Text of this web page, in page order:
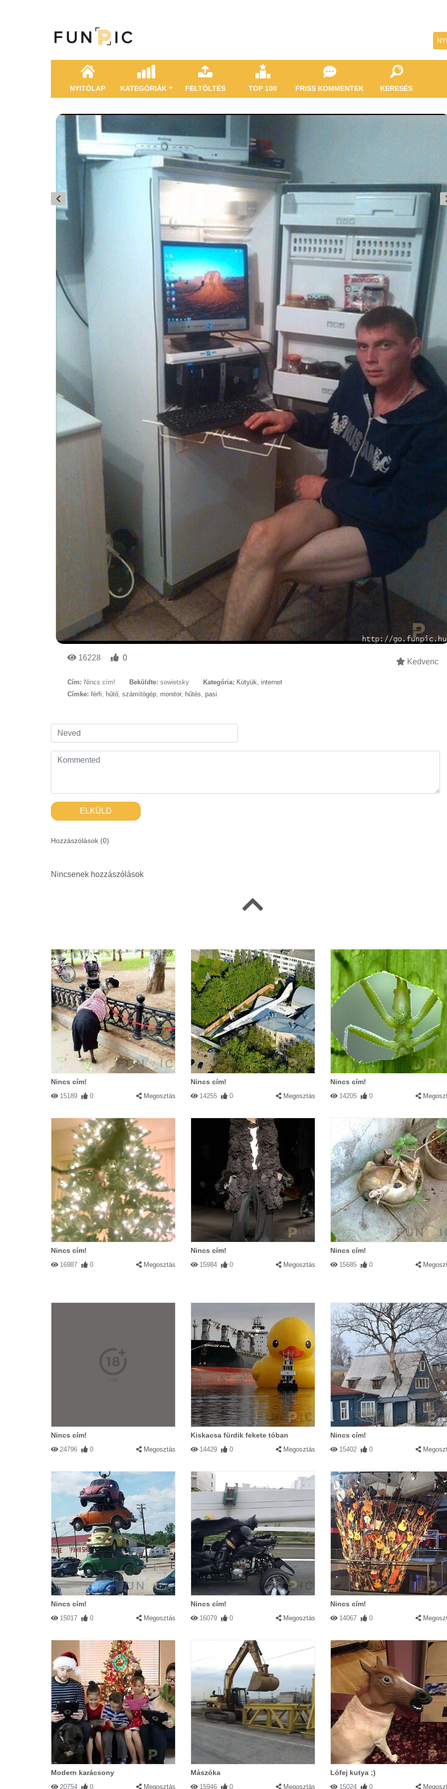
NYITÓLAP KATEGÓRIÁK FELTÖLTÉS TOP 100 FRISS KOMMENTEK KERESÉS
16228 0 Kedvenc
Cím: Nincs cím! Beküldte: sowietsky Kategória: Kütyük, internet
Címke: férfi, hűtő, számítógép, monitor, hűtés, pasi
ELKÜLD
Hozzászólások (0)
Nincsenek hozzászólások
Nincs cím!
15189 0 Megosztás
Nincs cím!
14255 0 Megosztás
Nincs cím!
14205 0
Nincs cím!
16987 0 Megosztás
Nincs cím!
15984 0 Megosztás
Nincs cím!
15685 0
Nincs cím!
24796 0 Megosztás
Kiskacsa fürdik fekete tóban
14429 0 Megosztás
Nincs cím!
15402 0
Nincs cím!
15017 0 Megosztás
Nincs cím!
16079 0 Megosztás
Nincs cím!
14067 0
Modern karácsony
20754 0 Megosztás
Mászóka
15946 0 Megosztás
Lófej kutya ;)
15024 0